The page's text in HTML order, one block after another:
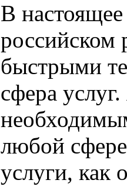
В
российском
быстрыми
сфера
любой
услуги, как